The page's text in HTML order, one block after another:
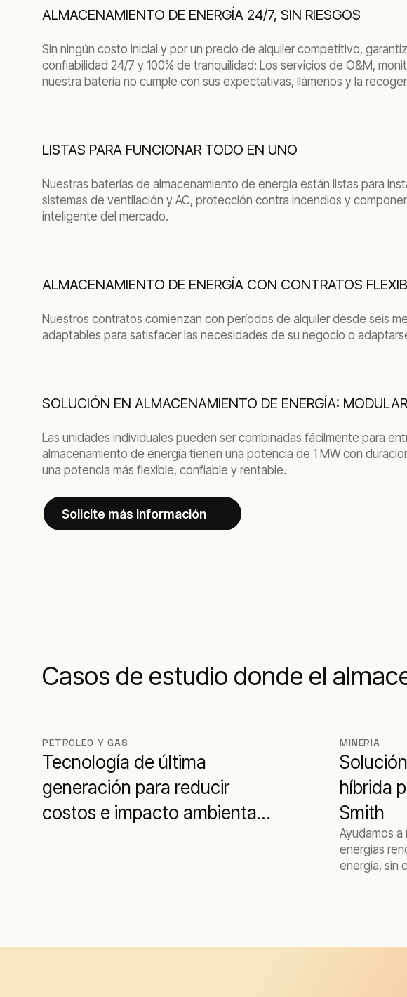
ALMACENAMIENTO DE ENERGÍA 24/7, SIN RIESGOS
Sin ningún costo inicial y por un precio de alquiler competitivo,
confiabilidad 24/7 y 100% de tranquilidad: Los servicios de O&M,
nuestra batería no cumple con sus expectativas, llámenos y la
LISTAS PARA FUNCIONAR TODO EN UNO
Nuestras baterías de almacenamiento de energía están listas para
sistemas de ventilación y AC, protección contra incendios y
inteligente del mercado.
ALMACENAMIENTO DE ENERGÍA CON CONTRATOS
Nuestros contratos comienzan con períodos de alquiler desde seis
adaptables para satisfacer las necesidades de su negocio o
SOLUCIÓN EN ALMACENAMIENTO DE ENERGÍA:
Las unidades individuales pueden ser combinadas fácilmente para
almacenamiento de energía tienen una potencia de 1 MW con
una potencia más flexible, confiable y rentable.
Solicite más información
Casos de estudio donde el
PETRÓLEO Y GAS
Tecnología de última
generación para reducir
costos e impacto ambiental
MINERÍA
híbrida
Smith
Ayudamos
energías
energía, sin